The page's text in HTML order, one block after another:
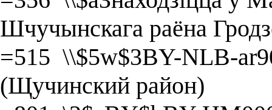
Шчучынскага раёна
=515 \\$5w$3BY-NLB-
(Щучинский район)